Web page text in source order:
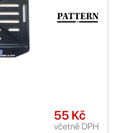
55 Kč
včetně DPH